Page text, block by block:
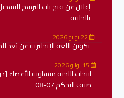
إعلان عن فتح باب الترشح
بالجلفة
تكوين اللغة الإنجليزية عن بُعد
15 يوليو 2026
انتخاب اللجنة متساوية الأعضاء
صنف التحكم 07-08